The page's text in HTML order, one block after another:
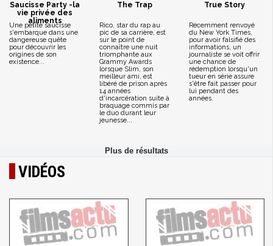
Saucisse Party -la
vie privée des
aliments
Une petite saucisse
s'embarque dans une
dangereuse quête
pour découvrir les
origines de son
existence...
The Trap
Rico, star du rap au
pic de sa carrière, est
sur le point de
connaître une nuit
triomphante aux
Grammy Awards
lorsque Slim, son
meilleur ami, est
libéré de prison après
14 années
d'incarcération suite à
braquage commis par
le duo durant leur
jeunesse...
True Story
Récemment renvoyé
du New York Times,
pour avoir falsifié des
informations, un
journaliste se voit offrir
une chance de
rédemption lorsqu'un
tueur en série assure
s'être fait passer pour
lui pendant des
années.
VIDÉOS